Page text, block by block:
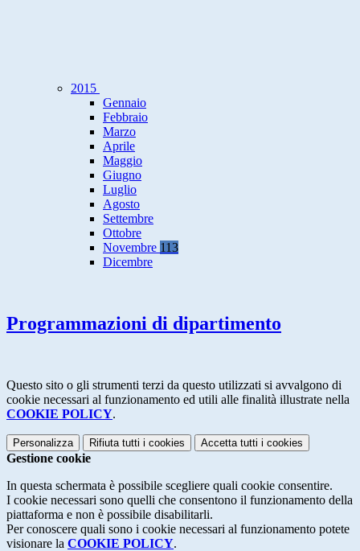
2015
Gennaio
Febbraio
Marzo
Aprile
Maggio
Giugno
Luglio
Agosto
Settembre
Ottobre
Novembre 113
Dicembre
Programmazioni di dipartimento
Questo sito o gli strumenti terzi da questo utilizzati si avvalgono di
cookie necessari al funzionamento ed utili alle finalità illustrate nella
COOKIE POLICY.
Personalizza Rifiuta tutti i cookies Accetta tutti i cookies
Gestione cookie
In questa schermata è possibile scegliere quali cookie consentire.
I cookie necessari sono quelli che consentono il funzionamento della
piattaforma e non è possibile disabilitarli.
Per conoscere quali sono i cookie necessari al funzionamento potete
visionare la COOKIE POLICY.